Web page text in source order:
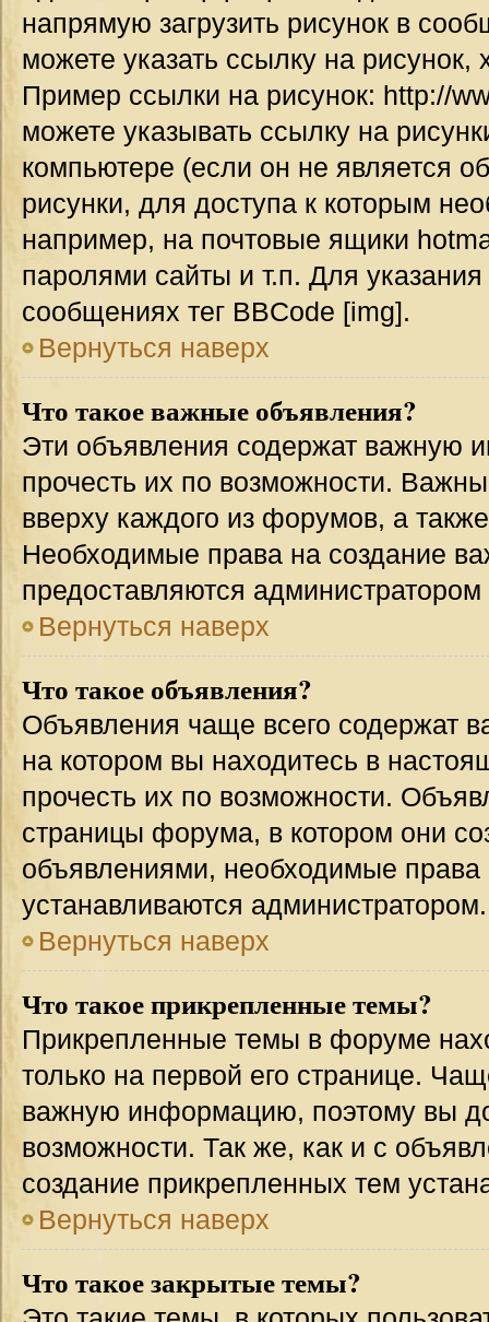
напрямую загрузить рисунок в
можете указать ссылку на
Пример ссылки на рисунок: http://
можете указывать ссылку на
компьютере (если он не является
рисунки, для доступа к которым
например, на почтовые ящики
паролями сайты и т.п. Для
сообщениях тег BBCode [img].
Вернуться наверх
Что такое важные объявления?
Эти объявления содержат
прочесть их по возможности.
вверху каждого из форумов, а
Необходимые права на создание
предоставляются
Вернуться наверх
Что такое объявления?
Объявления чаще всего
на котором вы находитесь в
прочесть их по возможности.
страницы форума, в котором они
объявлениями, необходимые права
устанавливаются администратором.
Вернуться наверх
Что такое прикрепленные темы?
Прикрепленные темы в форуме
только на первой его странице.
важную информацию, поэтому вы
возможности. Так же, как и с
создание прикрепленных тем
Вернуться наверх
Что такое закрытые темы?